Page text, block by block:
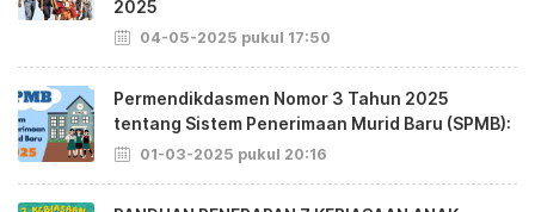
2025
04-05-2025 pukul 17:50
Permendikdasmen Nomor 3 Tahun 2025
tentang Sistem Penerimaan Murid Baru (SPMB):
01-03-2025 pukul 20:16